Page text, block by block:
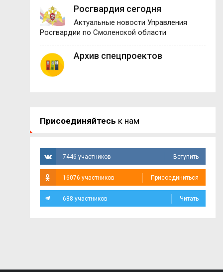
Росгвардия сегодня
Актуальные новости Управления
Росгвардии по Смоленской области
Архив спецпроектов
Присоединяйтесь к нам
7446 участников Вступить
16076 участников Присоединиться
688 участников Читать